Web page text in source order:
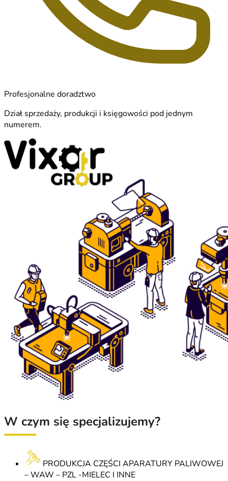
Profesjonalne doradztwo
Dział sprzedaży, produkcji i księgowości pod jednym
numerem.
W czym się specjalizujemy?
PRODUKCJA CZĘŚCI APARATURY PALIWOWEJ
– WAW – PZL -MIELEC I INNE